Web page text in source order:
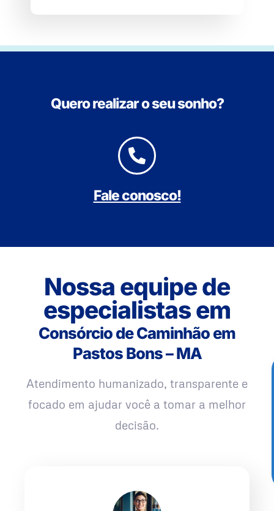
Quero realizar o seu sonho?
Fale conosco!
Nossa equipe de
especialistas em
Consórcio de Caminhão em
Pastos Bons – MA
Atendimento humanizado, transparente e
focado em ajudar você a tomar a melhor
decisão.